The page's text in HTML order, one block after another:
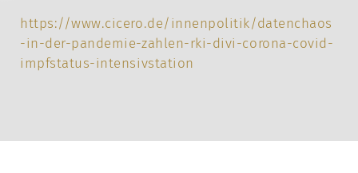
https://www.cicero.de/innenpolitik/datenchaos
-in-der-pandemie-zahlen-rki-divi-corona-covid-
impfstatus-intensivstation